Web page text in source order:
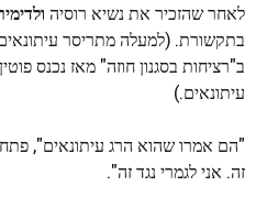
לאחר שהזכיר את נשיא רוסיה
ב"רציחות בסגנון חוזה" מאז נכנס
עיתונאים.)
"הם אמרו שהוא הרג עיתונאים",
זה. אני לגמרי נגד זה".